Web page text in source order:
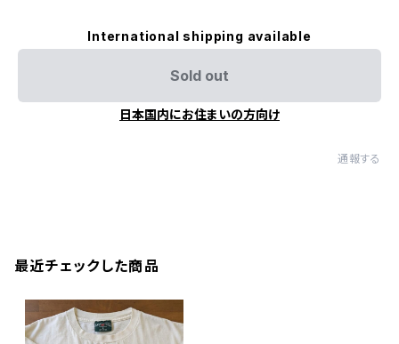
International shipping available
Sold out
日本国内にお住まいの方向け
通報する
最近チェックした商品